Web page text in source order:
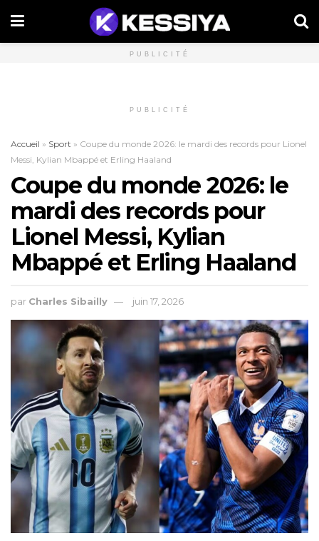
PUBLICITÉ
PUBLICITÉ
Accueil » Sport » Coupe du monde 2026: le mardi des records pour Lionel
Messi, Kylian Mbappé et Erling Haaland
Coupe du monde 2026: le
mardi des records pour
Lionel Messi, Kylian
Mbappé et Erling Haaland
par Charles Sibailly juin 17, 2026